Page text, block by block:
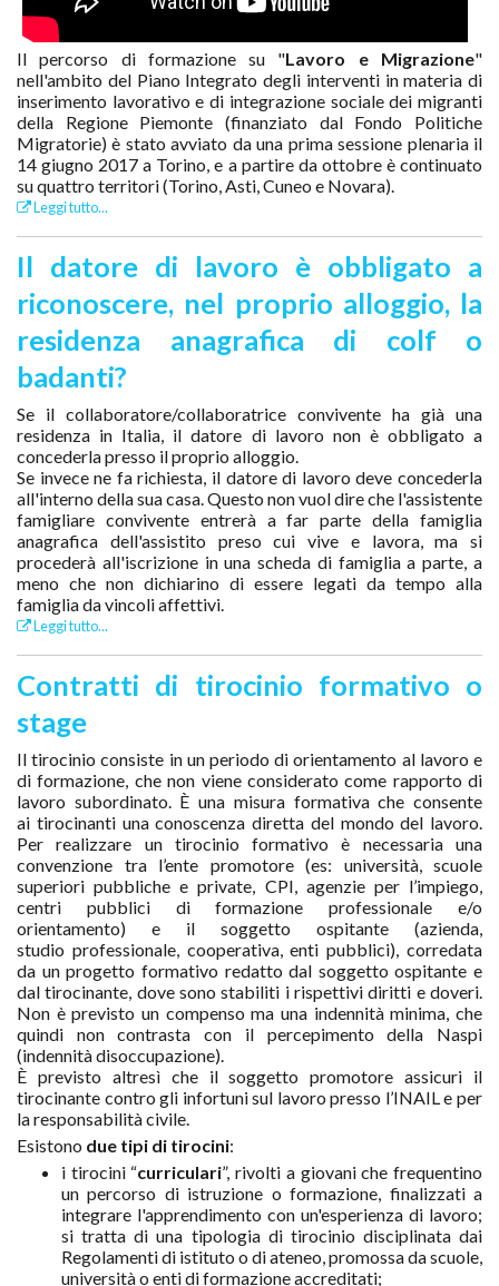
Il percorso di formazione su "Lavoro e Migrazione"
nell'ambito del Piano Integrato degli interventi in materia di
inserimento lavorativo e di integrazione sociale dei migranti
della Regione Piemonte (finanziato dal Fondo Politiche
Migratorie) è stato avviato da una prima sessione plenaria il
14 giugno 2017 a Torino, e a partire da ottobre è continuato
su quattro territori (Torino, Asti, Cuneo e Novara).
Leggi tutto...
Il datore di lavoro è obbligato a
riconoscere, nel proprio alloggio, la
residenza anagrafica di colf o
badanti?
Se il collaboratore/collaboratrice convivente ha già una
residenza in Italia, il datore di lavoro non è obbligato a
concederla presso il proprio alloggio.
Se invece ne fa richiesta, il datore di lavoro deve concederla
all'interno della sua casa. Questo non vuol dire che l'assistente
famigliare convivente entrerà a far parte della famiglia
anagrafica dell'assistito preso cui vive e lavora, ma si
procederà all'iscrizione in una scheda di famiglia a parte, a
meno che non dichiarino di essere legati da tempo alla
famiglia da vincoli affettivi.
Leggi tutto...
Contratti di tirocinio formativo o
stage
Il tirocinio consiste in un periodo di orientamento al lavoro e
di formazione, che non viene considerato come rapporto di
lavoro subordinato. È una misura formativa che consente
ai tirocinanti una conoscenza diretta del mondo del lavoro.
Per realizzare un tirocinio formativo è necessaria una
convenzione tra l’ente promotore (es: università, scuole
superiori pubbliche e private, CPI, agenzie per l’impiego,
centri pubblici di formazione professionale e/o
orientamento) e il soggetto ospitante (azienda,
studio professionale, cooperativa, enti pubblici), corredata
da un progetto formativo redatto dal soggetto ospitante e
dal tirocinante, dove sono stabiliti i rispettivi diritti e doveri.
Non è previsto un compenso ma una indennità minima, che
quindi non contrasta con il percepimento della Naspi
(indennità disoccupazione).
È previsto altresì che il soggetto promotore assicuri il
tirocinante contro gli infortuni sul lavoro presso l’INAIL e per
la responsabilità civile.
Esistono due tipi di tirocini:
i tirocini “curriculari”, rivolti a giovani che frequentino
un percorso di istruzione o formazione, finalizzati a
integrare l'apprendimento con un'esperienza di lavoro;
si tratta di una tipologia di tirocinio disciplinata dai
Regolamenti di istituto o di ateneo, promossa da scuole,
università o enti di formazione accreditati;